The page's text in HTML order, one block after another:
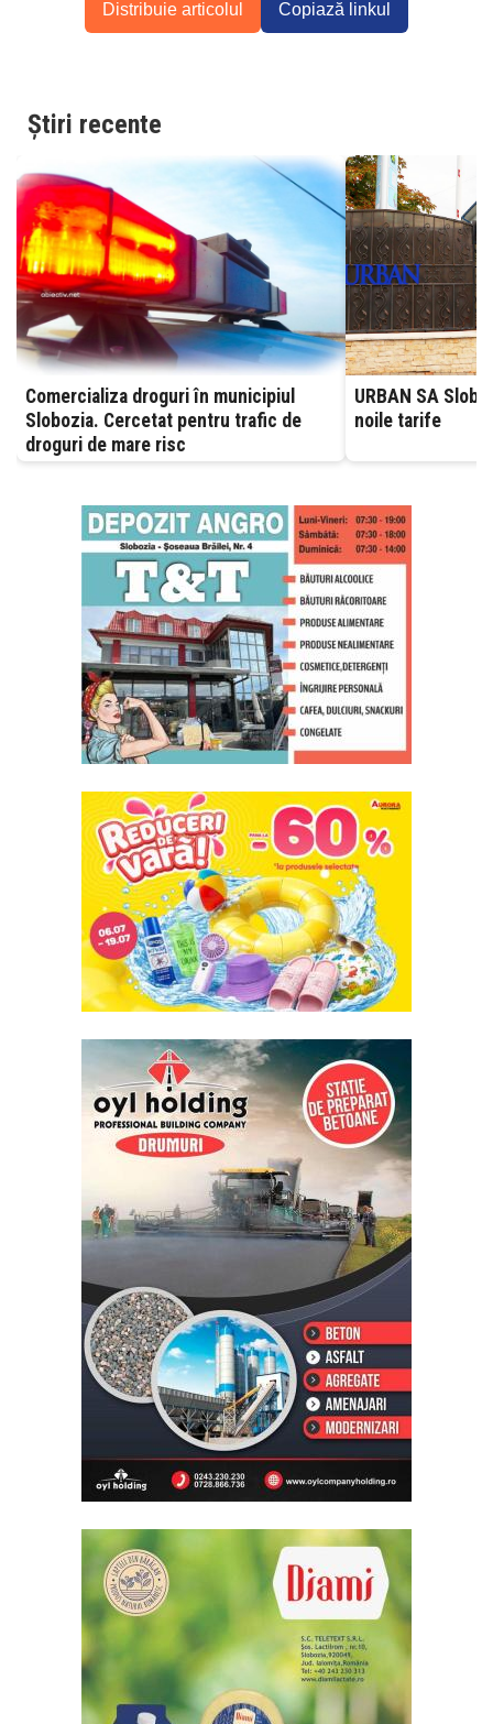
Distribuie articolul Copiază linkul
Știri recente
Comercializa droguri în municipiul
Slobozia. Cercetat pentru trafic de
droguri de mare risc
URBAN SA
noile tarife